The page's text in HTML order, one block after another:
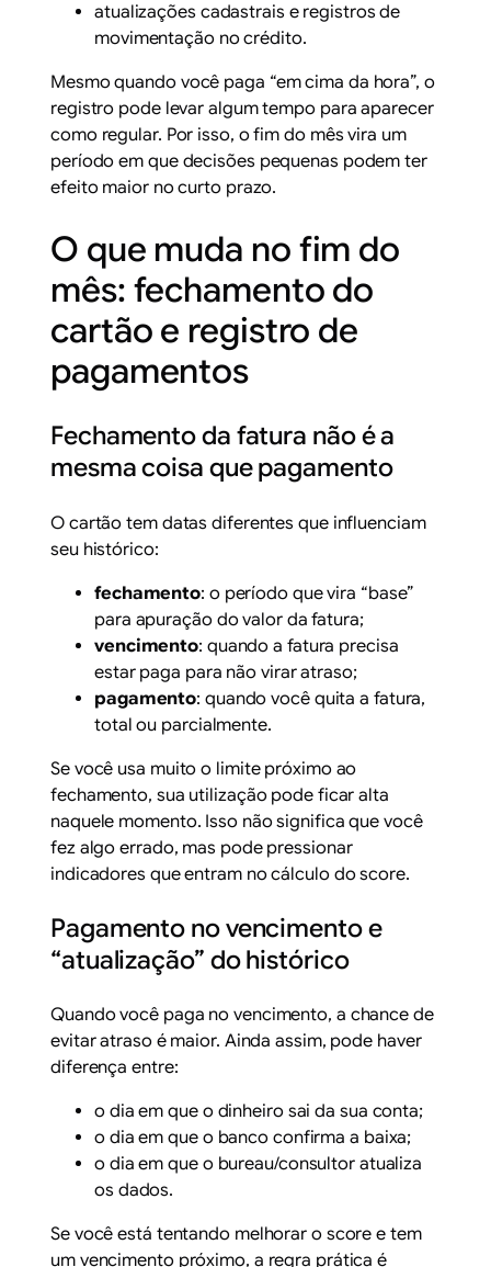
atualizações cadastrais e registros de
movimentação no crédito.
Mesmo quando você paga “em cima da hora”, o
registro pode levar algum tempo para aparecer
como regular. Por isso, o fim do mês vira um
período em que decisões pequenas podem ter
efeito maior no curto prazo.
O que muda no fim do
mês: fechamento do
cartão e registro de
pagamentos
Fechamento da fatura não é a
mesma coisa que pagamento
O cartão tem datas diferentes que influenciam
seu histórico:
fechamento: o período que vira “base”
para apuração do valor da fatura;
vencimento: quando a fatura precisa
estar paga para não virar atraso;
pagamento: quando você quita a fatura,
total ou parcialmente.
Se você usa muito o limite próximo ao
fechamento, sua utilização pode ficar alta
naquele momento. Isso não significa que você
fez algo errado, mas pode pressionar
indicadores que entram no cálculo do score.
Pagamento no vencimento e
“atualização” do histórico
Quando você paga no vencimento, a chance de
evitar atraso é maior. Ainda assim, pode haver
diferença entre:
o dia em que o dinheiro sai da sua conta;
o dia em que o banco confirma a baixa;
o dia em que o bureau/consultor atualiza
os dados.
Se você está tentando melhorar o score e tem
um vencimento próximo, a regra prática é